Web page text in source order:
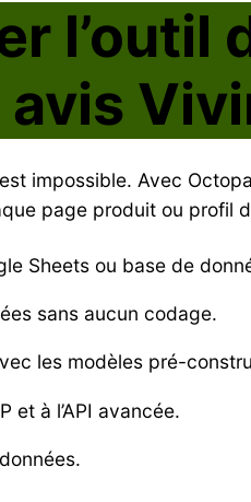
l’outil
avis
impossible. Avec
page produit ou profil
Sheets ou base de
sans aucun codage.
les modèles pré-
et à l’API avancée.